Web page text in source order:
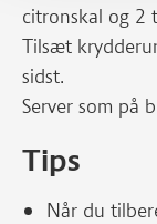
citronskal og 2
Tilsæt
sidst.
Server som på
Tips
Når du